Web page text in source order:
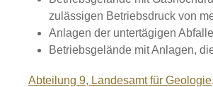
zulässigen Betriebsdruck von
Anlagen der untertägigen
Betriebsgelände mit Anlagen,
Abteilung 9, Landesamt für